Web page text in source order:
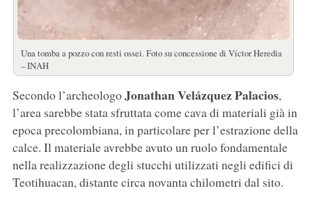
Una tomba a pozzo con resti ossei. Foto su concessione di Víctor Heredia
– INAH
Secondo l’archeologoJonathan Velázquez Palacios,
l’area sarebbe stata sfruttata come cava di materiali già in
epoca precolombiana, in particolare per l’estrazione della
calce. Il materiale avrebbe avuto un ruolo fondamentale
nella realizzazione degli stucchi utilizzati negli edifici di
Teotihuacan, distante circa novanta chilometri dal sito.